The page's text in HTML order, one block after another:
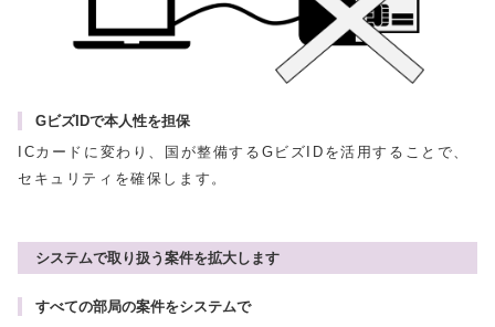
GビズIDで本人性を担保
ICカードに変わり、国が整備するGビズIDを活用することで、
セキュリティを確保します。
システムで取り扱う案件を拡大します
すべての部局の案件をシステムで